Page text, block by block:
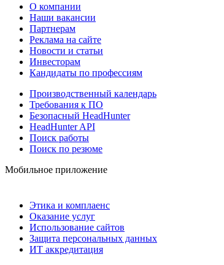
О компании
Наши вакансии
Партнерам
Реклама на сайте
Новости и статьи
Инвесторам
Кандидаты по профессиям
Производственный календарь
Требования к ПО
Безопасный HeadHunter
HeadHunter API
Поиск работы
Поиск по резюме
Мобильное приложение
Этика и комплаенс
Оказание услуг
Использование сайтов
Защита персональных данных
ИТ аккредитация